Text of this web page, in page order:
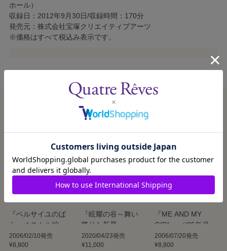
ホール）
収録日：2012年9月30日/収録時間：170分
発売元：株式会社宝塚クリエイティブアーツ
※価格はすべて税込み表示です。
この商品を見た人はこんな商品も見ています
『ベルサイユのば
ら－オスカル編
－』
2006/02/10発売
¥8,800
『眩耀の谷～舞い
降りた新星～』
『Ray―星の光線
―』
2020/04/23発売
¥11,000
『ME AND MY
GIRL』（'95年月
組）
2006/07/20発売
¥8,800